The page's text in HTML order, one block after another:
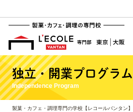
独立・開業プログラム
Independence Program
製菓・カフェ・調理専門の学校【レコールバンタン】